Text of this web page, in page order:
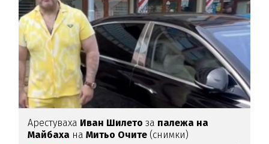
Арестуваха Иван Шилетоза палежа на
Майбаха наМитьо Очите (снимки)